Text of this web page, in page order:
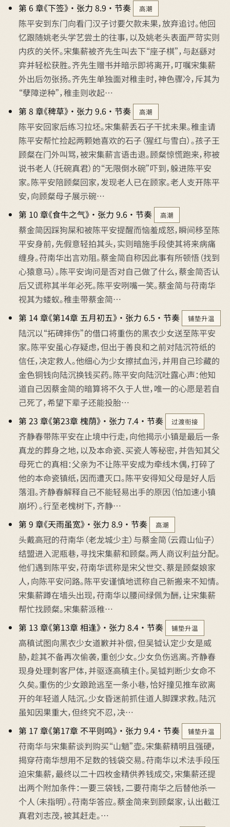
第 6 章《下签》 · 张力 8.9 · 节奏 高潮
陈平安到东门向看门汉子讨要欠款未果，放弃追讨。他回
忆跟随姚老头学艺尝土的往事，以及姚老头表面严苛实则
内疚的关怀。宋集薪被齐先生叫去下“座子棋”，与赵繇对
弈并轻松获胜。齐先生赠书并暗示即将离开，叮嘱宋集薪
外出后勿张扬。齐先生单独面对稚圭时，神色骤冷，斥其为
“孽障逆种”，稚圭则收起…
第 8 章《稗草》 · 张力 9.6 · 节奏
高潮
陈平安回家后练习拉坯。宋集薪丢石子干扰未果。稚圭请
陈平安帮忙捡起两颗她喜欢的石子（猩红与雪白）。孩子王
顾粲在门外叫骂，被宋集薪言语击退。顾粲惊慌跑来，称被
说书老人（托碗真君）的“无限倒水碗”吓到，躲进陈平安
家。陈平安陪顾粲回家，发现老人已在顾家。老人支开陈平
安，向顾粲母子展示碗…
第 10 章《食牛之气》 · 张力 9.6 · 节奏
高潮
蔡金简因踩狗屎和被陈平安提醒而恼羞成怒，瞬间移至陈
平安身前，先假意轻拍其头，实则暗施手段使其将来病痛
缠身。苻南华出言劝阻。蔡金简自称因此事有所顿悟（找到
心猿意马）。陈平安询问是否对自己做了什么，蔡金简否认
后又谎称其半年必死。陈平安咧嘴一笑。蔡金简与苻南华
视其为蝼蚁。稚圭带蔡金简…
第 14 章《第14章 五月初五》 · 张力 6.5 · 节奏
铺垫升温
陆沉以“拓碑摔伤”的借口将重伤的黑衣少女送至陈平安
家。陈平安虽心存疑虑，但出于善良和之前对陆沉符纸的
信任，决定救人。他细心为少女擦拭血污，并用自己珍藏的
金色铜钱向陆沉换钱买药。陈平安向陆沉吐露心声：他知
道自己因蔡金简的暗算将不久于人世，唯一的心愿是若自
己死了，希望下辈子还能投胎…
第 23 章《第23章 槐荫》 · 张力 7.4 · 节奏
过渡衔接
齐静春带陈平安在止境中行走，向他揭示小镇是最后一条
真龙的葬身之地，以及本命瓷、买瓷人等秘密，并告知其父
母死亡的真相：父亲为不让陈平安成为牵线木偶，打碎了
他的本命瓷镇纸，因而遭灭口。陈平安得知父母是好人后
落泪。齐静春解释自己不能轻易出手的原因（怕加速小镇
崩坏）。行至老槐树下，齐静…
第 9 章《天雨虽宽》 · 张力 8.9 · 节奏
高潮
头戴高冠的苻南华（老龙城少主）与蔡金简（云霞山仙子）
结盟进入泥瓶巷，寻找宋集薪和顾粲。两人商议利益分配。
他们遇到陈平安，苻南华谎称是宋父世交、蔡是顾粲娘家
人，向陈平安问路。陈平安谨慎地谎称自己新搬来不知情。
宋集薪蹲在墙头出现，苻南华以腰间绿佩为酬，让宋集薪
帮忙找顾粲。宋集薪派稚…
第 13 章《第13章 相逢》 · 张力 8.4 · 节奏
铺垫升温
高稹试图向黑衣少女道歉并补偿，但吴钺认定少女是威
胁，趁其不备再次偷袭，重创少女。少女负伤逃离。齐静春
现身处理刺客尸体，并驱逐高稹主仆。吴钺判断少女命不
久矣。重伤的少女踉跄逃至一条小巷，恰好撞见推车欲离
开的年轻道人陆沉。少女昏迷前抓住道人脚踝求救。陆沉
虽知因果重大，但终究不忍，决…
第 17 章《第17章 不平则鸣》 · 张力 9.4 · 节奏
铺垫升温
苻南华与宋集薪谈判购买“山魈”壶。宋集薪精明且强硬，
揭穿苻南华想用不足数的钱袋交易。苻南华以术法手段压
迫宋集薪，最终以二十四枚金精供养钱成交，宋集薪还提
出两个附加条件：一要三袋钱，二要苻南华之后替他杀一
个人（未指明）。苻南华答应。蔡金简来到顾粲家，认出截江
真君刘志茂，被其赶走。…